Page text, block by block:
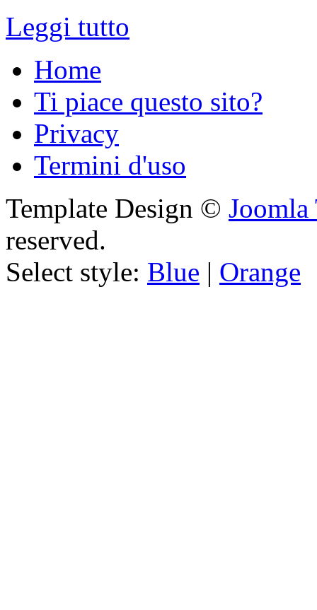
Leggi tutto
Home
Ti piace questo sito?
Privacy
Termini d'uso
Template Design © Joomla
reserved.
Select style: Blue | Orange